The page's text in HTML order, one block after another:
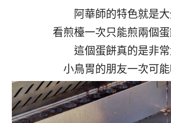
阿華師的特色就是
看煎檯一次只能煎兩個
這個蛋餅真的是非常
小鳥胃的朋友一次可